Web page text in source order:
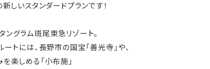
しいスタンダードプランです！
グラム斑尾東急リゾート。
トには、長野市の国宝「善光寺」や、
楽しめる「小布施」